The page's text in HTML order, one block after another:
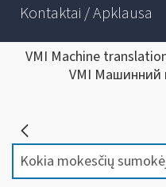
Kontaktai / Apklausa
VMI Machine
VMI Машинний